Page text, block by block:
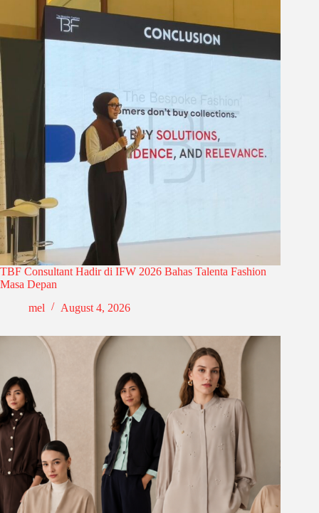
TBF Consultant Hadir di IFW 2026 Bahas Talenta Fashion
Masa Depan
mel
August 4, 2026